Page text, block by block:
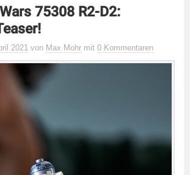
75308 R2-D2:
2021 von Max Mohr mit 0 Kommentaren